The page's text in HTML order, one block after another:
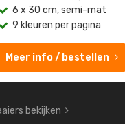
6 x 30 cm, semi-mat
9 kleuren per pagina
Meer info / bestellen
bekijken